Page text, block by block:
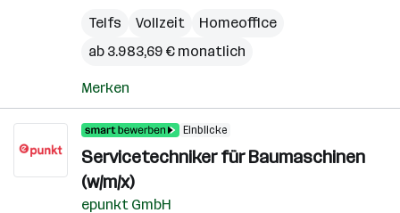
Telfs
Vollzeit
Homeoffice
ab 3.983,69 € monatlich
Merken
Einblicke
Servicetechniker für Baumaschinen
(w/m/x)
epunkt GmbH